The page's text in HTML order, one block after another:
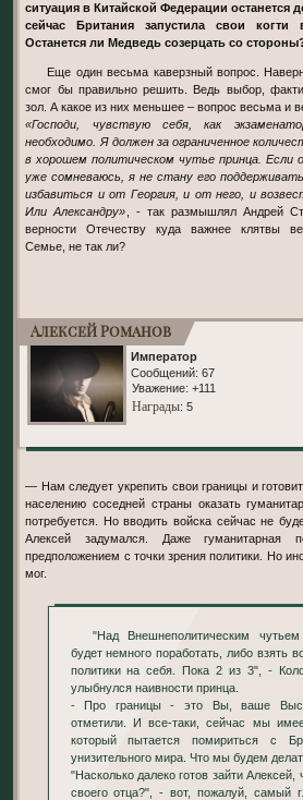
ситуация в Китайской Федерации останется
сейчас Британия запустила свои когти
Останется ли Медведь созерцать со
Еще один весьма каверзный вопрос. Наверно, целый парламент не
смог бы правильно решить. Ведь выбор,
зол. А какое из них меньшее – вопрос весьма и
«Господи, чувствую себя, как
необходимо. Я должен за ограниченное
в хорошем политическом чутье принца. Если
уже сомневаюсь, я не стану его
избавиться и от Георгия, и от него, и
Или Александру» , - так размышлял Андрей
верности Отечеству куда важнее клятвы
Семье, не так ли?
Алексей Романов
Император
Сообщений: 67
Уважение: +111
Награды: 5
— Нам следует укрепить свои границы и
населению соседней страны оказать
потребуется. Но вводить войска сейчас не
Алексей задумался. Даже гуманитарная
предположением с точки зрения политики. Но
мог.
"Над Внешнеполитическим чутьем принца нужно
будет немного поработать, либо взять
политики на себя. Пока 2 из 3", -
улыбнулся наивности принца.
- Про границы - это Вы, ваше
отметили. И все-таки, сейчас мы
который пытается помириться с
унизительного мира. Что мы будем
"Насколько далеко готов зайти Алексей,
своего отца?", - вот, пожалуй, самый